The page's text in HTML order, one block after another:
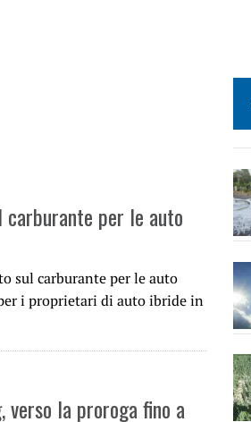
per le auto
sul carburante per le auto
i proprietari di auto ibride in
verso la proroga fino a